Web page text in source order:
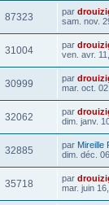
87323 par
sam. nov.
31004 par
ven. avr.
30999 par
mar. oct.
32062 par
dim. janv.
32885 par Mireille
dim. déc.
35718 par
mar. juin